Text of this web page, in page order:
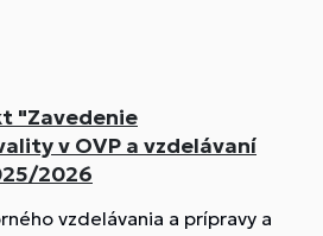
"Zavedenie
v OVP a vzdelávaní
2026
vzdelávania a prípravy a